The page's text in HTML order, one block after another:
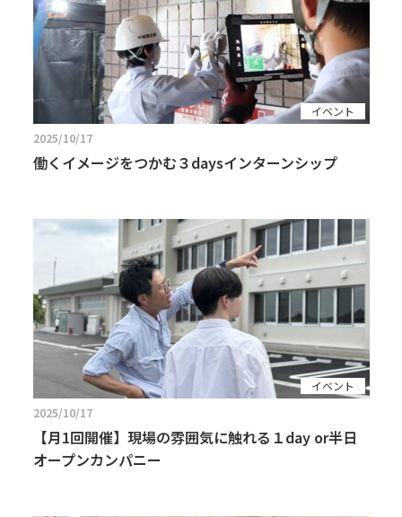
イベント
2025/10/17
働くイメージをつかむ３daysインターンシップ
イベント
2025/10/17
【月1回開催】現場の雰囲気に触れる１day or半日
オープンカンパニー